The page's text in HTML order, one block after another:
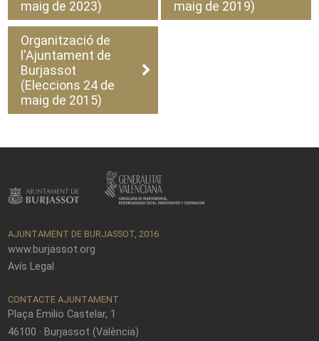
maig de 2023)
maig de 2019)
Organització de
l'Ajuntament de
Burjassot
(Eleccions 24 de
maig de 2015)
AJUNTAMENT DE BURJASSOT, 2016
www.burjassot.org
Avís Legal
CONTACTE AJUNTAMENT
Plaça Emilio Castelar, 1
46100 · Burjassot (València)